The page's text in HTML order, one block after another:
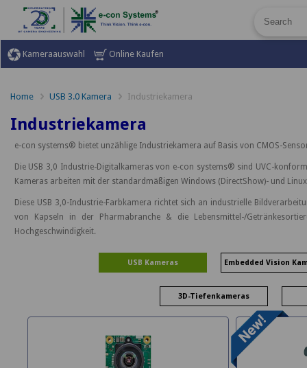
Kameraauswahl Online Kaufen
Home USB 3.0 Kamera Industriekamera
Industriekamera
e-con systems® bietet unzählige Industriekamera auf Basis von CMOS-
Die USB 3,0 Industrie-Digitalkameras von e-con systems® sind UVC-
Kameras arbeiten mit der standardmäßigen Windows (DirectShow)- und
Diese USB 3,0-Industrie-Farbkamera richtet sich an industrielle
von Kapseln in der Pharmabranche & die Lebensmittel-/
Hochgeschwindigkeit.
USB Kameras Embedded Vision
3D-Tiefenkameras